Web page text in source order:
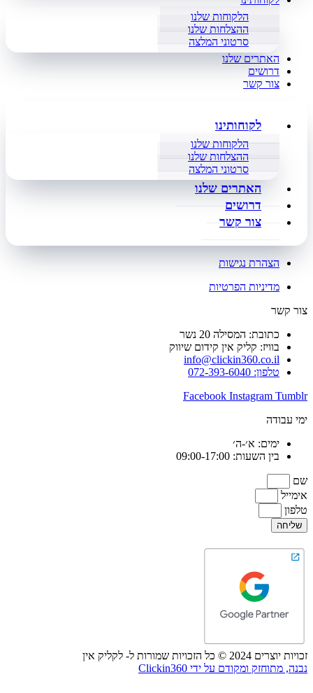
הלקוחות שלנו
ההצלחות שלנו
סרטוני המלצה
האתרים שלנו
דרושים
צור קשר
לקוחותינו
הלקוחות שלנו
ההצלחות שלנו
סרטוני המלצה
האתרים שלנו
דרושים
צור קשר
הצהרת נגישות
מדיניות הפרטיות
צור קשר
כתובת: המסילה 20 נשר
בוויז: קליק אין קידום שיווק
info@clickin360.co.il
טלפון: 072-393-6040
Facebook Instagram Tumblr
ימי עבודה
ימים: א׳-ה׳
בין השעות: 09:00-17:00
שם
אימייל
טלפון
שליחה
זכויות יוצרים 2024 © כל הזכויות שמורות ל- לקליק אין
נבנה, מתוחזק ומקודם על ידי Clickin360